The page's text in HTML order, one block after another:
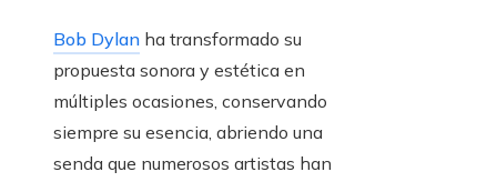
Bob Dylan ha transformado su
propuesta sonora y estética en
múltiples ocasiones, conservando
siempre su esencia, abriendo una
senda que numerosos artistas han